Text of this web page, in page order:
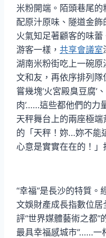
米粉開端。陌頭巷尾
配原汁原味、隧道金
火氣知足著顧客的味
游客一樣， 共享會議室
湖南米粉街吃上一碗原
文和友，再依序排列隊
嘗幾塊‘火宮殿臭豆腐’
肉’……這些都他們的力
天秤舞台上的兩座極
的「天秤！妳…妳不能
心意是實實在在的！」
“幸福”是長沙的特質。
文娛財產成長指數位
評“世界媒體藝術之都”
最具幸福感城市”……一